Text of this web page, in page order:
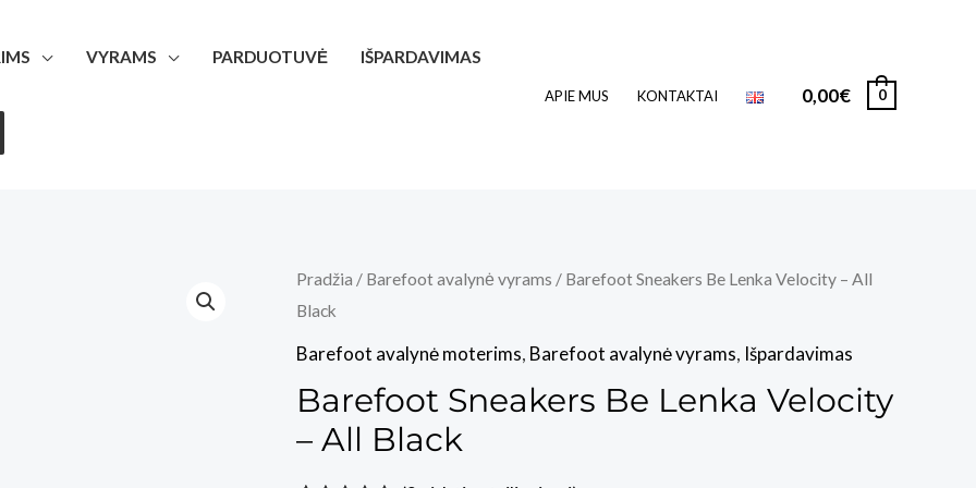
VYRAMS PARDUOTUVĖ IŠPARDAVIMAS
APIE MUS KONTAKTAI 0,00€ 0
Pradžia / Barefoot avalynė vyrams / Barefoot Sneakers Be Lenka Velocity – All
Black
Barefoot avalynė moterims, Barefoot avalynė vyrams, Išpardavimas
Barefoot Sneakers Be Lenka Velocity
– All Black